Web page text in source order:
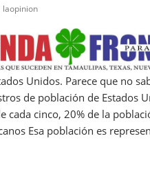
laopinion
Unidos. Parece que no
de población de Estados
cada cinco, 20% de la
Esa población es